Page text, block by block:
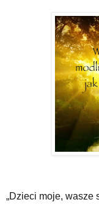
„Dzieci moje, wasze